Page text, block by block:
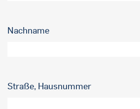
Nachname
Straße, Hausnummer